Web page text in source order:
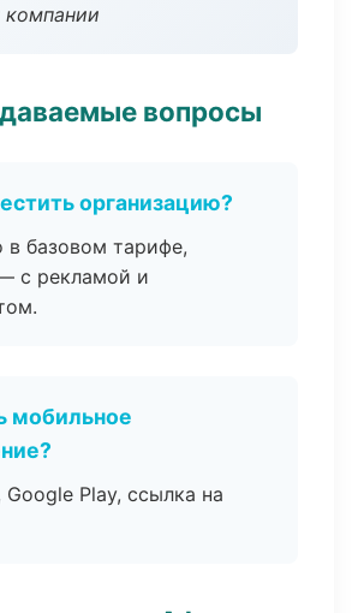
вопросы
организацию?
в базовом тарифе,
с рекламой и
мобильное
Play, ссылка на